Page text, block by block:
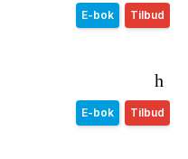
E-bok Tilbud
E-bok Tilbud